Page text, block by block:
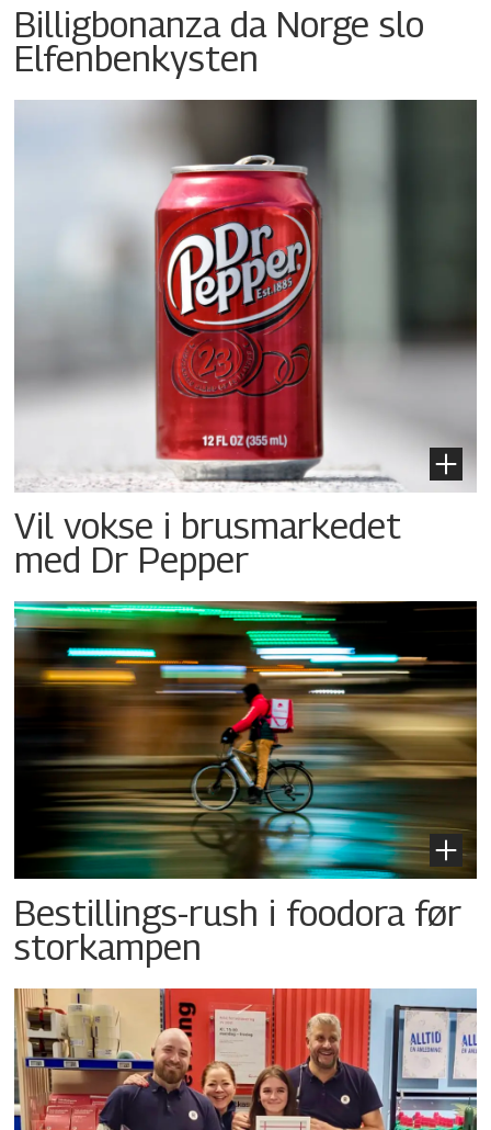
Billigbonanza da Norge slo
Elfenbenkysten
Vil vokse i brusmarkedet
med Dr Pepper
Bestillings-rush i foodora før
storkampen